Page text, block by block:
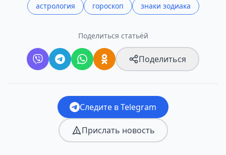
астрология гороскоп знаки зодиака
Поделиться статьёй
Поделиться
Следите в Telegram
Прислать новость